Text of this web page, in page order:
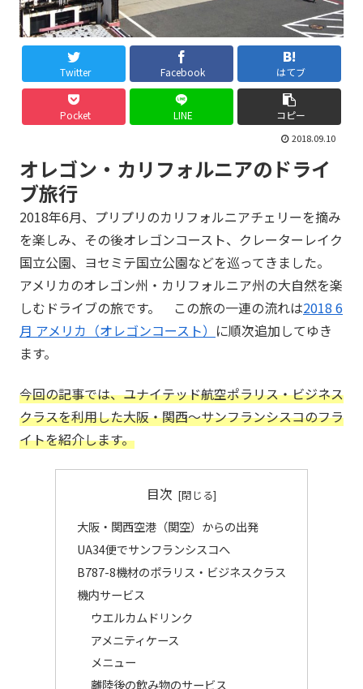
Twitter Facebook はてブ
Pocket LINE コピー
2018.09.10
オレゴン・カリフォルニアのドライ
ブ旅行
2018年6月、プリプリのカリフォルニアチェリーを摘み
を楽しみ、その後オレゴンコースト、クレーターレイク
国立公園、ヨセミテ国立公園などを巡ってきました。
アメリカのオレゴン州・カリフォルニア州の大自然を楽
しむドライブの旅です。 この旅の一連の流れは2018 6
月 アメリカ（オレゴンコースト） に順次追加してゆき
ます。
今回の記事では、ユナイテッド航空ポラリス・ビジネス
クラスを利用した大阪・関西～サンフランシスコのフラ
イトを紹介します。
目次
大阪・関西空港（関空）からの出発
UA34便でサンフランシスコへ
B787-8機材のポラリス・ビジネスクラス
機内サービス
ウエルカムドリンク
アメニティケース
メニュー
離陸後の飲み物のサービス